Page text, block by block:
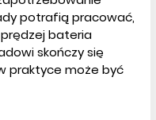
potrafią pracować,
bateria
skończy się
praktyce może być